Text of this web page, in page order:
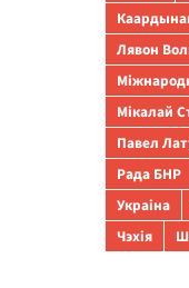
Лявон
Мікалай
Павел
Рада БНР
Украіна
Чэхія